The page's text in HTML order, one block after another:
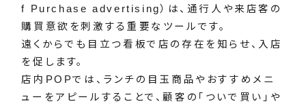
f Purchase advertising）は、通行人や来店客の
購買意欲を刺激する重要なツールです。
遠くからでも目立つ看板で店の存在を知らせ、入店
を促します。
店内POPでは、ランチの目玉商品やおすすめメニ
ューをアピールすることで、顧客の「ついで買い」や